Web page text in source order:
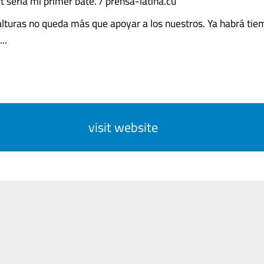
no queda más que apoyar a los nuestros. Ya habrá
visit website